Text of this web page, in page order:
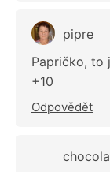
pipre
Papričko, to
+10
Odpovědět